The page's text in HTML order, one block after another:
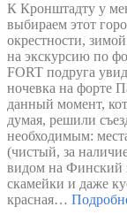
К Кронштадту у
выбираем этот
окрестности,
на экскурсию по
FORT подруга
ночевка на форте
данный момент,
думая, решили
необходимым:
(чистый, за
видом на Финский
скамейки и даже
красная…